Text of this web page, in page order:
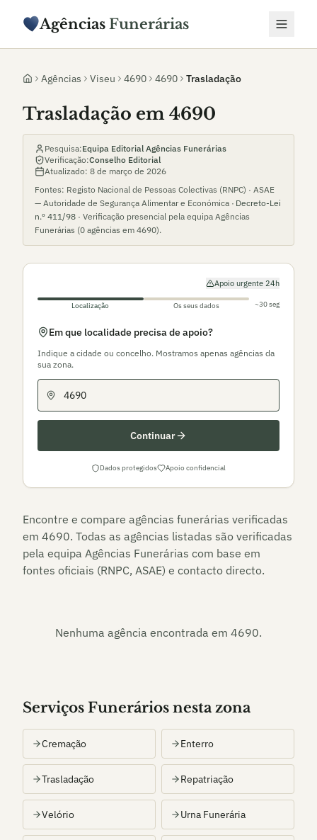
Agências Funerárias
Agências Viseu 4690 4690 Trasladação
Trasladação em 4690
Pesquisa:Equipa Editorial Agências Funerárias
Verificação:Conselho Editorial
Atualizado: 8 de março de 2026
Fontes: Registo Nacional de Pessoas Colectivas (RNPC) · ASAE
— Autoridade de Segurança Alimentar e Económica · Decreto-Lei
n.º 411/98 · Verificação presencial pela equipa Agências
Funerárias (0 agências em 4690).
Apoio urgente 24h
Localização Os seus dados ~30 seg
Em que localidade precisa de apoio?
Indique a cidade ou concelho. Mostramos apenas agências da
sua zona.
Continuar
Dados protegidos Apoio confidencial
Encontre e compare agências funerárias verificadas
em 4690. Todas as agências listadas são verificadas
pela equipa Agências Funerárias com base em
fontes oficiais (RNPC, ASAE) e contacto directo.
Nenhuma agência encontrada em 4690.
Serviços Funerários nesta zona
Cremação Enterro
Trasladação Repatriação
Velório Urna Funerária